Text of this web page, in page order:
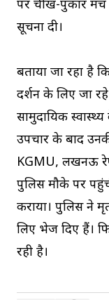
पर चीख-पुकार मच
सूचना दी।
बताया जा रहा है
दर्शन के लिए जा
सामुदायिक
उपचार के बाद
KGMU, लखनऊ
पुलिस मौके पर
कराया। पुलिस ने
लिए भेज दिए हैं।
रही है।